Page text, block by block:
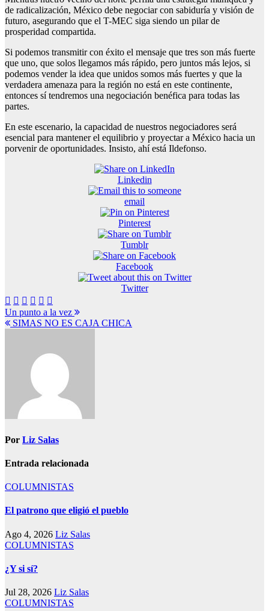
de radicalización, México debe negociar con sabiduría y visión de
futuro, asegurando que el T-MEC siga siendo un pilar de
prosperidad compartida.
Si podemos transmitir con éxito el mensaje que tres son más fuerte
que uno, que solos llegamos más rápido, pero juntos más lejos, si
podemos vender la idea que unidos somos más fuertes y que la
verdadera amenaza para la región no está en este continente,
entonces sí tendremos una negociación benéfica para todas las
partes.
En este escenario, la capacidad de nuestros negociadores será
esencial para mantener el equilibrio y proyectar a México hacia un
porvenir de oportunidades. Insisto, ahí está Ildefonso.
Linkedin
email
Pinterest
Tumblr
Facebook
Twitter
Navegación
de
Un punto a la vez
SIMAS NO ES CAJA CHICA
Por Liz Salas
Entrada relacionada
COLUMNISTAS
El patrono que eligió el pueblo
Ago 4, 2026 Liz Salas
COLUMNISTAS
¿Y si sí?
Jul 28, 2026 Liz Salas
COLUMNISTAS